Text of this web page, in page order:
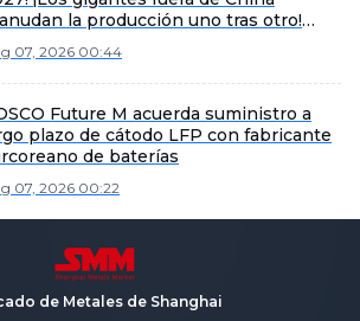
la producción uno tras otro!
vez?
07, 2026 00:44
Future M acuerda suministro a
plazo de cátodo LFP con fabricante
de baterías
07, 2026 00:22
de Metales de Shanghai